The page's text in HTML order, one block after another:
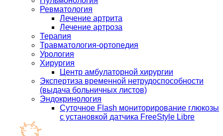
Ревматология
Лечение артрита
Лечение артроза
Терапия
Травматология-ортопедия
Урология
Хирургия
Центр амбулаторной хирургии
Экспертиза временной нетрудоспособности
(выдача больничных листов)
Эндокринология
Суточное Flash мониторирование глюкозы
с установкой датчика FreeStyle Libre